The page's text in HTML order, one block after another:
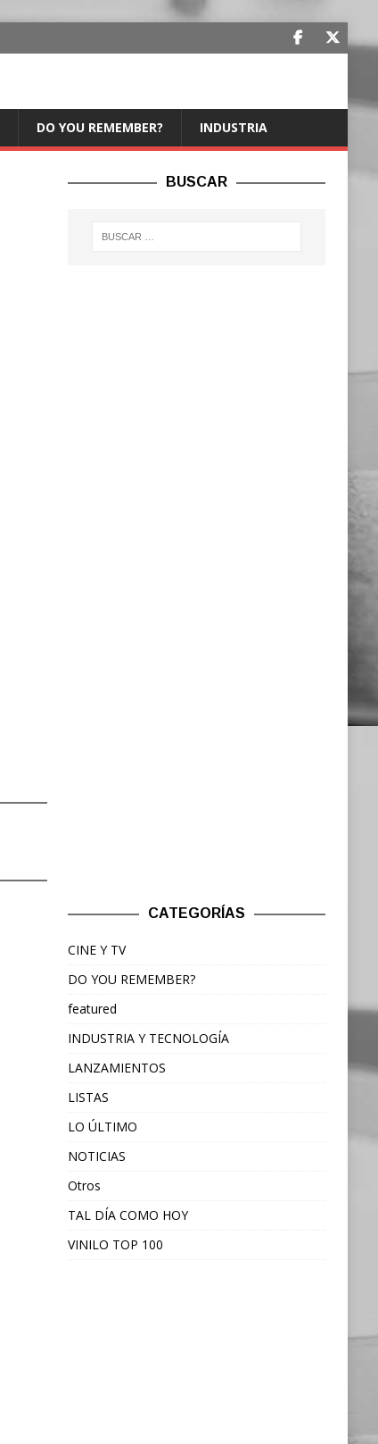
DO YOU REMEMBER? INDUSTRIA
BUSCAR
CATEGORÍAS
CINE Y TV
DO YOU REMEMBER?
featured
INDUSTRIA Y TECNOLOGÍA
LANZAMIENTOS
LISTAS
LO ÚLTIMO
NOTICIAS
Otros
TAL DÍA COMO HOY
VINILO TOP 100